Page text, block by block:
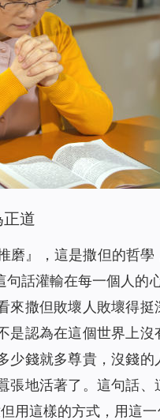
道
磨』，這是撒但的哲
句話灌輸在每一個人
來撒但敗壞人敗壞得
是認為在這個世界上
錢就多尊貴，沒錢的
張地活著了。這句話
用這樣的方式，用這